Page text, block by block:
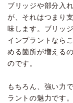
ブリッジや部分入
が、それはつまり
味します。ブリッ
インプラントなら
める箇所が増える
のです。
もちろん、強い力
ラントの魅力です